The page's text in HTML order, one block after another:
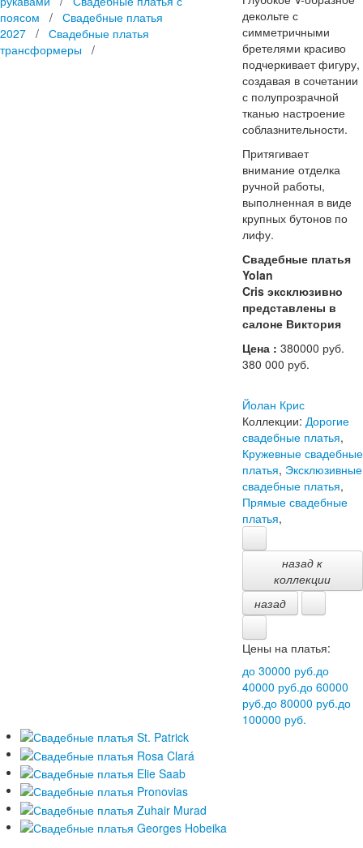
поясом / Свадебные платья
2027 / Свадебные платья
трансформеры /
декольте с
симметричными
бретелями красиво
подчеркивает фигуру,
создавая в сочетании
с полупрозрачной
тканью настроение
соблазнительности.
Притягивает
внимание отделка
ручной работы,
выполненная в виде
крупных бутонов по
лифу.
Свадебные платья
Yolan
Cris эксклюзивно
представлены в
салоне Виктория
Цена : 380000 руб.
380 000 руб.
Йолан Крис
Коллекции: Дорогие
свадебные платья,
Кружевные свадебные
платья, Эксклюзивные
свадебные платья,
Прямые свадебные
платья,
назад к
коллекции
назад
Цены на платья:
до 30000 руб.до
40000 руб.до 60000
руб.до 80000 руб.до
100000 руб.